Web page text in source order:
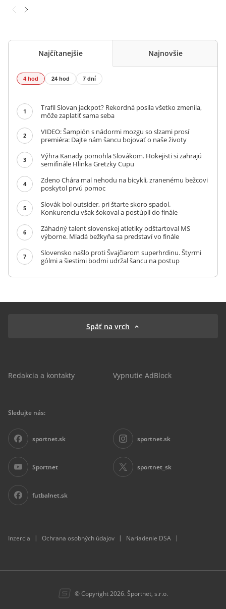
Najčítanejšie Najnovšie
4 hod 24 hod 7 dní
1
Trafil Slovan jackpot? Rekordná posila všetko zmenila,
môže zaplatiť sama seba
2
VIDEO: Šampión s nádormi mozgu so slzami prosí
premiéra: Dajte nám šancu bojovať o naše životy
3
Výhra Kanady pomohla Slovákom. Hokejisti si zahrajú
semifinále Hlinka Gretzky Cupu
4
Zdeno Chára mal nehodu na bicykli, zranenému bežcovi
poskytol prvú pomoc
5
Slovák bol outsider, pri štarte skoro spadol.
Konkurenciu však šokoval a postúpil do finále
6
Záhadný talent slovenskej atletiky odštartoval MS
výborne. Mladá bežkyňa sa predstaví vo finále
7
Slovensko našlo proti Švajčiarom superhrdinu. Štyrmi
gólmi a šiestimi bodmi udržal šancu na postup
Späť na vrch
Redakcia a kontakty Vypnutie AdBlock
Sledujte nás:
sportnet.sk sportnet.sk
Sportnet sportnet_sk
futbalnet.sk
Inzercia | Ochrana osobných údajov | Nariadenie DSA |
© Copyright 2026. Športnet, s.r.o.